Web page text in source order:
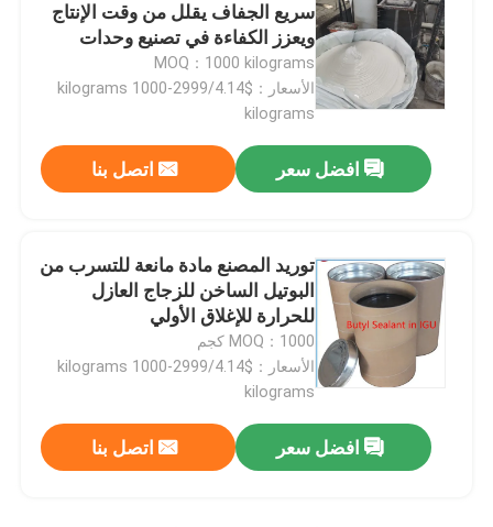
منتجات
سريع الجفاف يقلل من وقت الإنتاج
ويعزز الكفاءة في تصنيع وحدات
الزجاج
MOQ：1000 kilograms
الأسعار：$4.14/kilograms 1000-2999
kilograms
افضل سعر اتصل بنا
توريد المصنع مادة مانعة للتسرب من
البوتيل الساخن للزجاج العازل
للحرارة للإغلاق الأولي
MOQ：1000 كجم
الأسعار：$4.14/kilograms 1000-2999
kilograms
افضل سعر اتصل بنا